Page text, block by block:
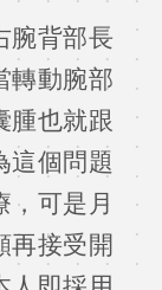
腕背部長
轉動腕部
腫也就跟
這個問題
，可是月
再接受開